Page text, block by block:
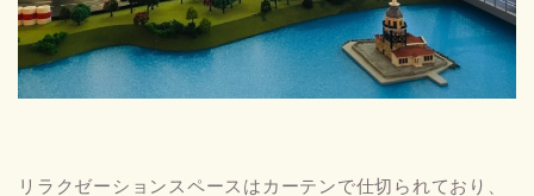
リラクゼーションスペースはカーテンで仕切られており、